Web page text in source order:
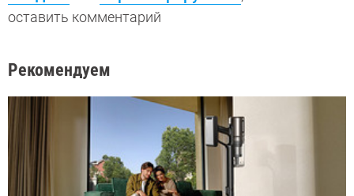
оставить комментарий
Рекомендуем